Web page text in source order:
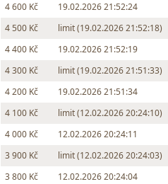
4 600 Kč
19.02.2026 21:52:24
4 500 Kč
limit (19.02.2026 21:52:18)
4 400 Kč
19.02.2026 21:52:19
4 300 Kč
limit (19.02.2026 21:51:33)
4 200 Kč
19.02.2026 21:51:34
4 100 Kč
limit (12.02.2026 20:24:10)
4 000 Kč
12.02.2026 20:24:11
3 900 Kč
limit (12.02.2026 20:24:03)
3 800 Kč
12.02.2026 20:24:04